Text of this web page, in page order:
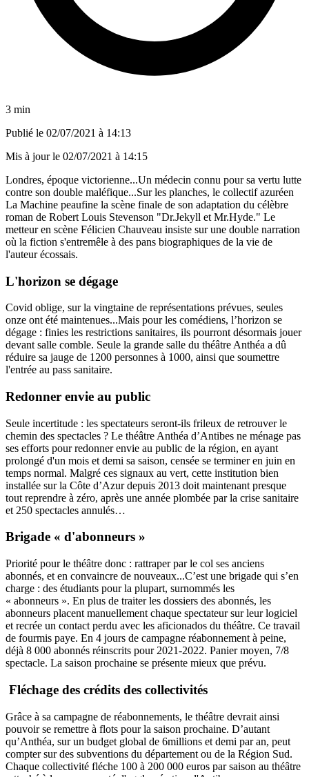
3 min
Publié le 02/07/2021 à 14:13
Mis à jour le 02/07/2021 à 14:15
Londres, époque victorienne...Un médecin connu pour sa vertu lutte
contre son double maléfique...Sur les planches, le collectif azuréen
La Machine peaufine la scène finale de son adaptation du célèbre
roman de Robert Louis Stevenson "Dr.Jekyll et Mr.Hyde." Le
metteur en scène Félicien Chauveau insiste sur une double narration
où la fiction s'entremêle à des pans biographiques de la vie de
l'auteur écossais.
L'horizon se dégage
Covid oblige, sur la vingtaine de représentations prévues, seules
onze ont été maintenues...Mais pour les comédiens, l’horizon se
dégage : finies les restrictions sanitaires, ils pourront désormais jouer
devant salle comble. Seule la grande salle du théâtre Anthéa a dû
réduire sa jauge de 1200 personnes à 1000, ainsi que soumettre
l'entrée au pass sanitaire.
Redonner envie au public
Seule incertitude : les spectateurs seront-ils frileux de retrouver le
chemin des spectacles ? Le théâtre Anthéa d’Antibes ne ménage pas
ses efforts pour redonner envie au public de la région, en ayant
prolongé d'un mois et demi sa saison, censée se terminer en juin en
temps normal. Malgré ces signaux au vert, cette institution bien
installée sur la Côte d’Azur depuis 2013 doit maintenant presque
tout reprendre à zéro, après une année plombée par la crise sanitaire
et 250 spectacles annulés…
Brigade « d'abonneurs »
Priorité pour le théâtre donc : rattraper par le col ses anciens
abonnés, et en convaincre de nouveaux...C’est une brigade qui s’en
charge : des étudiants pour la plupart, surnommés les
« abonneurs ». En plus de traiter les dossiers des abonnés, les
abonneurs placent manuellement chaque spectateur sur leur logiciel
et recrée un contact perdu avec les aficionados du théâtre. Ce travail
de fourmis paye. En 4 jours de campagne réabonnement à peine,
déjà 8 000 abonnés réinscrits pour 2021-2022. Panier moyen, 7/8
spectacle. La saison prochaine se présente mieux que prévu.
Fléchage des crédits des collectivités
Grâce à sa campagne de réabonnements, le théâtre devrait ainsi
pouvoir se remettre à flots pour la saison prochaine. D’autant
qu’Anthéa, sur un budget global de 6millions et demi par an, peut
compter sur des subventions du département ou de la Région Sud.
Chaque collectivité fléche 100 à 200 000 euros par saison au théâtre